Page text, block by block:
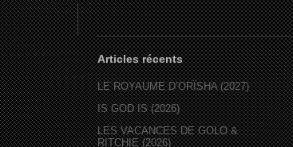
Articles récents
LE ROYAUME D’ORÏSHA (2027)
IS GOD IS (2026)
LES VACANCES DE GOLO &
RITCHIE (2026)